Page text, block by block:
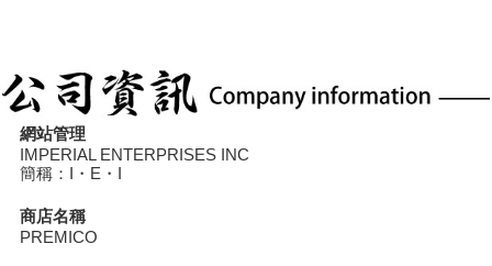
網站管理
IMPERIAL ENTERPRISES INC
簡稱：I・E・I
商店名稱
PREMICO